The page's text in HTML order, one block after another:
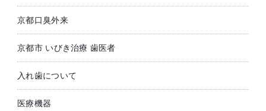
京都口臭外来
京都市 いびき治療 歯医者
入れ歯について
医療機器